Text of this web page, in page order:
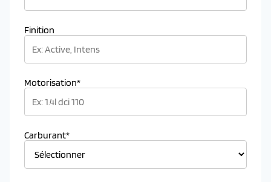
Finition
Motorisation*
Carburant*